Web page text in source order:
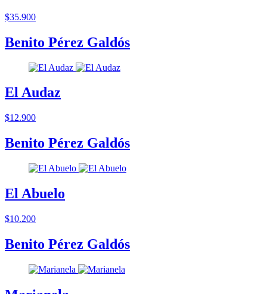
$35.900
Benito Pérez Galdós
El Audaz
$12.900
Benito Pérez Galdós
El Abuelo
$10.200
Benito Pérez Galdós